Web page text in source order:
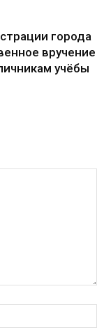
города
вручение
учёбы